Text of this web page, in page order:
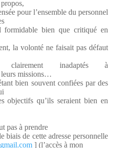
pour l’ensemble du personnel
formidable bien que critiqué en
la volonté ne faisait pas défaut
clairement inadaptés à
leurs missions…
bien souvent confiées par des
objectifs qu’ils seraient bien en
pas à prendre
biais de cette adresse personnelle
] (l’accès à mon